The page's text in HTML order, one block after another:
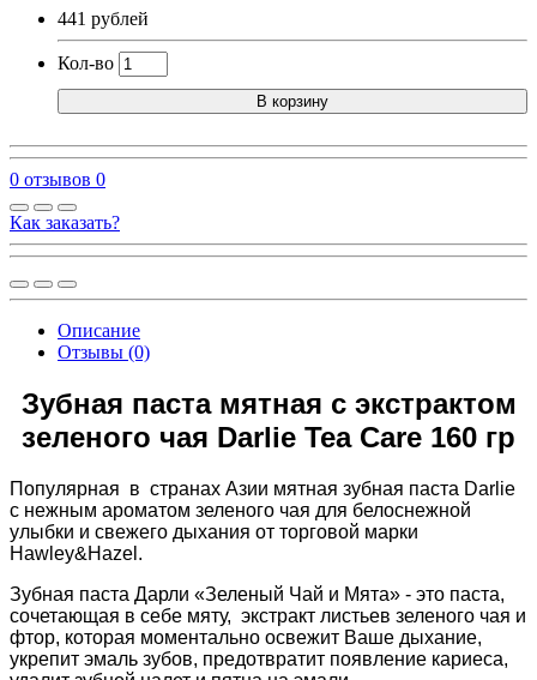
441 рублей
Кол-во
В корзину
0 отзывов 0
Как заказать?
Описание
Отзывы (0)
Зубная паста мятная с экстрактом
зеленого чая Darlie Tea Care 160 гр
Популярная в странах Азии мятная зубная паста Darlie
с нежным ароматом зеленого чая для белоснежной
улыбки и свежего дыхания от торговой марки
Hawley&Hazel.
Зубная паста Дарли «Зеленый Чай и Мята» - это паста,
сочетающая в себе мяту, экстракт листьев зеленого чая и
фтор, которая моментально освежит Ваше дыхание,
укрепит эмаль зубов, предотвратит появление кариеса,